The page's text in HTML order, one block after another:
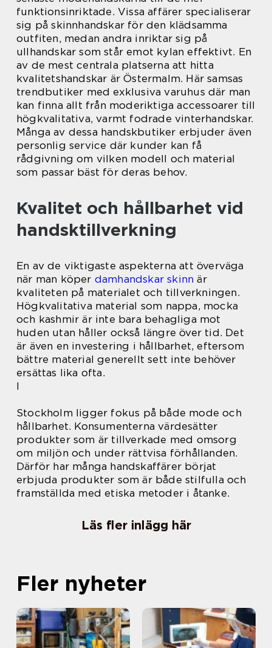
funktionsinriktade. Vissa affärer specialiserar
sig på skinnhandskar för den klädsamma
outfiten, medan andra inriktar sig på
ullhandskar som står emot kylan effektivt. En
av de mest centrala platserna att hitta
kvalitetshandskar är Östermalm. Här samsas
trendbutiker med exklusiva varuhus där man
kan finna allt från moderiktiga accessoarer till
högkvalitativa, varmt fodrade vinterhandskar.
Många av dessa handskbutiker erbjuder även
personlig service där kunder kan få
rådgivning om vilken modell och material
som passar bäst för deras behov.
Kvalitet och hållbarhet vid
handsktillverkning
En av de viktigaste aspekterna att överväga
när man köper damhandskar skinn är
kvaliteten på materialet och tillverkningen.
Högkvalitativa material som nappa, mocka
och kashmir är inte bara behagliga mot
huden utan håller också längre över tid. Det
är även en investering i hållbarhet, eftersom
bättre material generellt sett inte behöver
ersättas lika ofta.
I
Stockholm ligger fokus på både mode och
hållbarhet. Konsumenterna värdesätter
produkter som är tillverkade med omsorg
om miljön och under rättvisa förhållanden.
Därför har många handskaffärer börjat
erbjuda produkter som är både stilfulla och
framställda med etiska metoder i åtanke.
Läs fler inlägg här
Fler nyheter